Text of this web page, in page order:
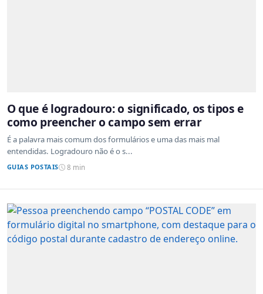
O que é logradouro: o significado, os tipos e
como preencher o campo sem errar
É a palavra mais comum dos formulários e uma das mais mal
entendidas. Logradouro não é o s...
GUIAS POSTAIS 8 min